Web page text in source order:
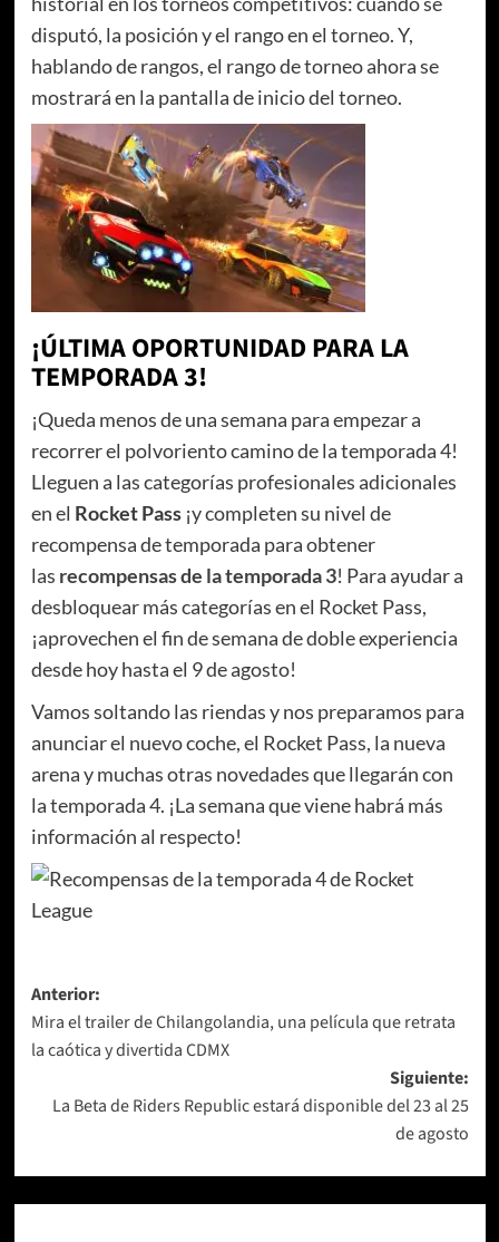
disputó, la posición y el rango en el torneo. Y,
hablando de rangos, el rango de torneo ahora se
mostrará en la pantalla de inicio del torneo.
¡ÚLTIMA OPORTUNIDAD PARA LA
TEMPORADA 3!
¡Queda menos de una semana para empezar a
recorrer el polvoriento camino de la temporada 4!
Lleguen a las categorías profesionales adicionales
en el Rocket Pass¡y completen su nivel de
recompensa de temporada para obtener
las recompensas de la temporada 3! Para ayudar a
desbloquear más categorías en el Rocket Pass,
¡aprovechen el fin de semana de doble experiencia
desde hoy hasta el 9 de agosto!
Vamos soltando las riendas y nos preparamos para
anunciar el nuevo coche, el Rocket Pass, la nueva
arena y muchas otras novedades que llegarán con
la temporada 4. ¡La semana que viene habrá más
información al respecto!
Navegación
de
entradas
Anterior:
Mira el trailer de Chilangolandia, una película que retrata
la caótica y divertida CDMX
Siguiente:
La Beta de Riders Republic estará disponible del 23 al 25
de agosto